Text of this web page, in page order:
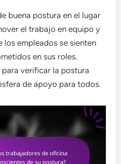
buena postura en el lugar
el trabajo en equipo y
los empleados se sienten
en sus roles.
verificar la postura
de apoyo para todos.